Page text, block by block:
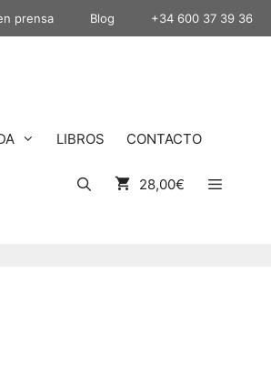
prensa Blog +34 600 37 39 36
LIBROS CONTACTO
28,00€